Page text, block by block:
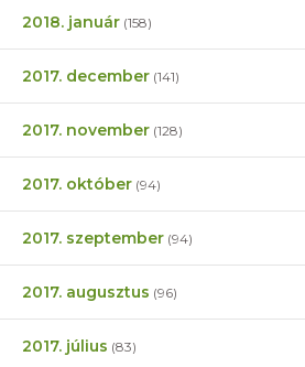
2018. január (158)
2017. december (141)
2017. november (128)
2017. október (94)
2017. szeptember (94)
2017. augusztus (96)
2017. július (83)